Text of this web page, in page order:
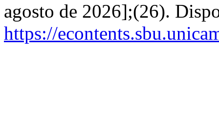
agosto de 2026];(26).
https://